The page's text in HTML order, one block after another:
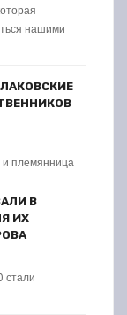
нашими
и племянница
В
ИХ
стали